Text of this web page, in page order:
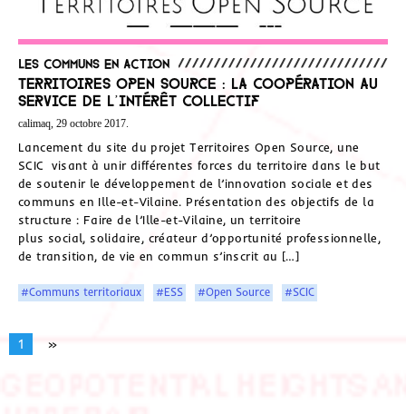
Les communs en action
Territoires Open Source : la coopération au
service de l’intérêt collectif
calimaq, 29 octobre 2017.
Lancement du site du projet Territoires Open Source, une
SCIC visant à unir différentes forces du territoire dans le but
de soutenir le développement de l’innovation sociale et des
communs en Ille-et-Vilaine. Présentation des objectifs de la
structure : Faire de l’Ille-et-Vilaine, un territoire
plus social, solidaire, créateur d’opportunité professionnelle,
de transition, de vie en commun s’inscrit au […]
#Communs territoriaux #ESS #Open Source #SCIC
1 »